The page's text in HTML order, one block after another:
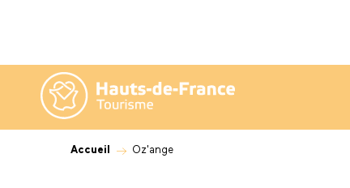
contenu
principal
Accueil Oz'ange